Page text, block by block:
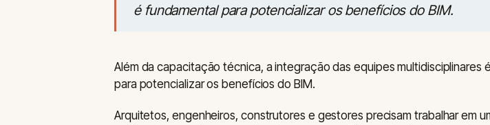
é fundamental para potencializar os benefícios do BIM.
Além da capacitação técnica, a integração das equipes multidisciplinares
para potencializar os benefícios do BIM.
Arquitetos, engenheiros, construtores e gestores precisam trabalhar em